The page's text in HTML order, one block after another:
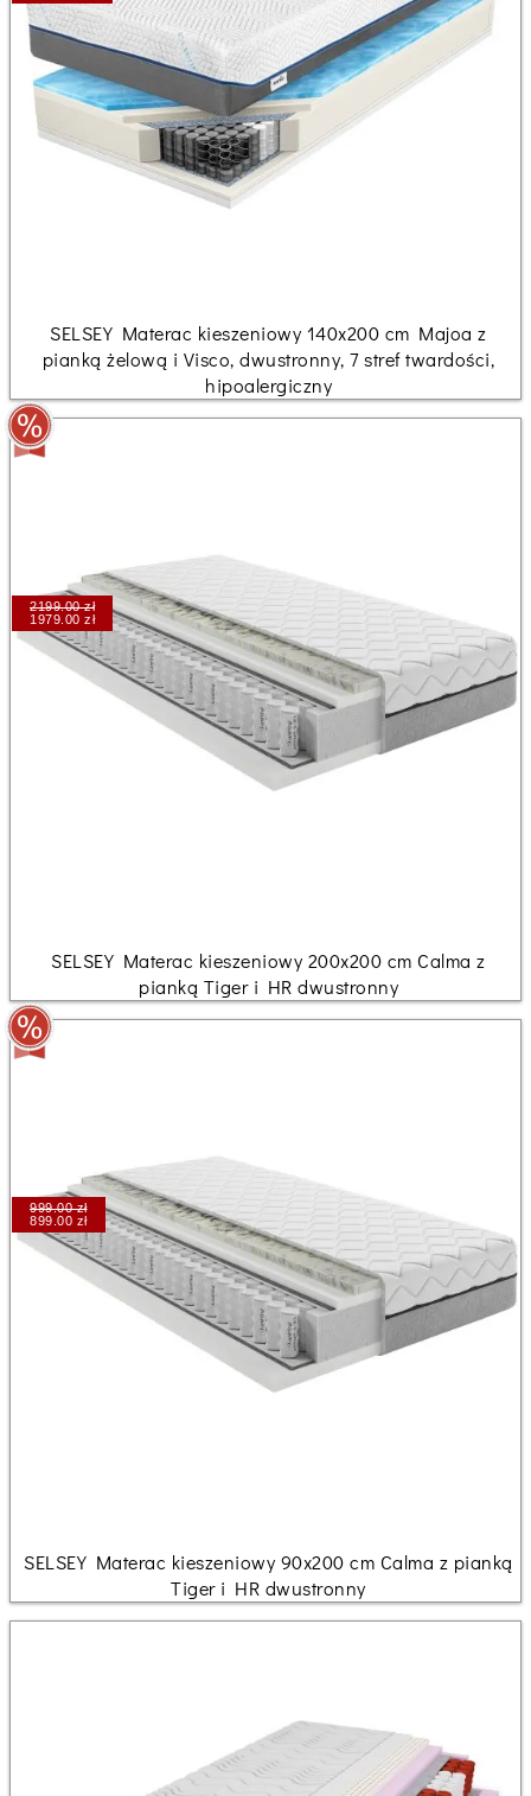
SELSEY Materac kieszeniowy 140x200 cm Majoa z
pianką żelową i Visco, dwustronny, 7 stref twardości,
hipoalergiczny
2199.00 zł
1979.00 zł
SELSEY Materac kieszeniowy 200x200 cm Calma z
pianką Tiger i HR dwustronny
999.00 zł
899.00 zł
SELSEY Materac kieszeniowy 90x200 cm Calma z pianką
Tiger i HR dwustronny